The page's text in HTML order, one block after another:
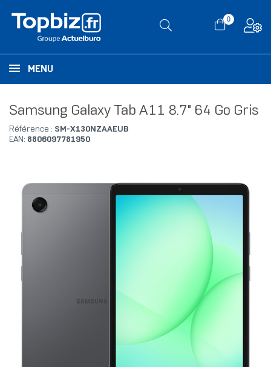
0
MENU
Samsung Galaxy Tab A11 8.7" 64 Go Gris
Référence : SM-X130NZAAEUB
EAN: 8806097781950